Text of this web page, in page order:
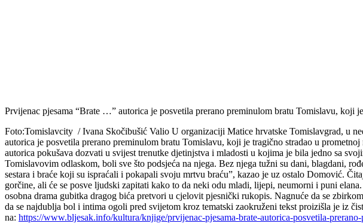
Prvijenac pjesama “Brate …” autorica je posvetila prerano preminulom bratu Tomislavu, koji
Foto:Tomislavcity / Ivana Skočibušić Valio U organizaciji Matice hrvatske Tomislavgrad, u
autorica je posvetila prerano preminulom bratu Tomislavu, koji je tragično stradao u
autorica pokušava dozvati u svijest trenutke djetinjstva i mladosti u kojima je bila jedno sa
Tomislavovim odlaskom, boli sve što podsjeća na njega. Bez njega tužni su dani, blagdani,
sestara i braće koji su ispraćali i pokapali svoju mrtvu braću”, kazao je uz ostalo Domović.
gorčine, ali će se posve ljudski zapitati kako to da neki odu mladi, lijepi, neumorni i puni
osobna drama gubitka dragog bića pretvori u cjelovit pjesnički rukopis. Nagnuće da se
da se najdublja bol i intima ogoli pred svijetom kroz tematski zaokruženi tekst proizišla je iz
na: https://www.bljesak.info/kultura/knjige/prvijenac-pjesama-brate-autorica-posvetila-